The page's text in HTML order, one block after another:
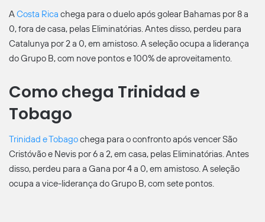
ACosta Rica chega para o duelo após golear Bahamas por 8 a
0, fora de casa, pelas Eliminatórias. Antes disso, perdeu para
Catalunya por 2 a 0, em amistoso. A seleção ocupa a liderança
do Grupo B, com nove pontos e 100% de aproveitamento.
Como chega Trinidad e
Tobago
Trinidad e Tobagochega para o confronto após vencer São
Cristóvão e Nevis por 6 a 2, em casa, pelas Eliminatórias. Antes
disso, perdeu para a Gana por 4 a 0, em amistoso. A seleção
ocupa a vice-liderança do Grupo B, com sete pontos.